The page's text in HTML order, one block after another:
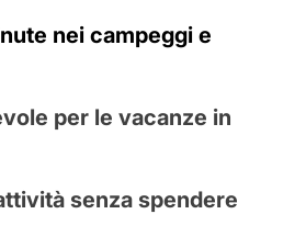
nei campeggi e
per le vacanze in
senza spendere